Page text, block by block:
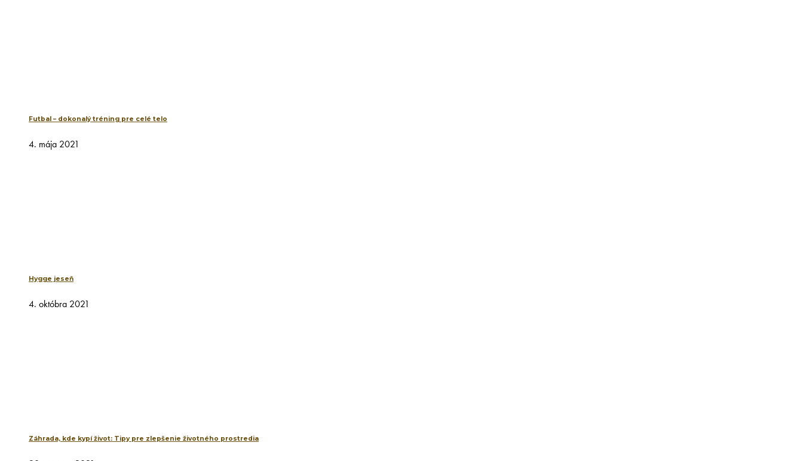
Futbal – dokonalý tréning pre celé telo
4. mája 2021
Hygge jeseň
4. októbra 2021
Záhrada, kde kypí život: Tipy pre zlepšenie životného prostredia